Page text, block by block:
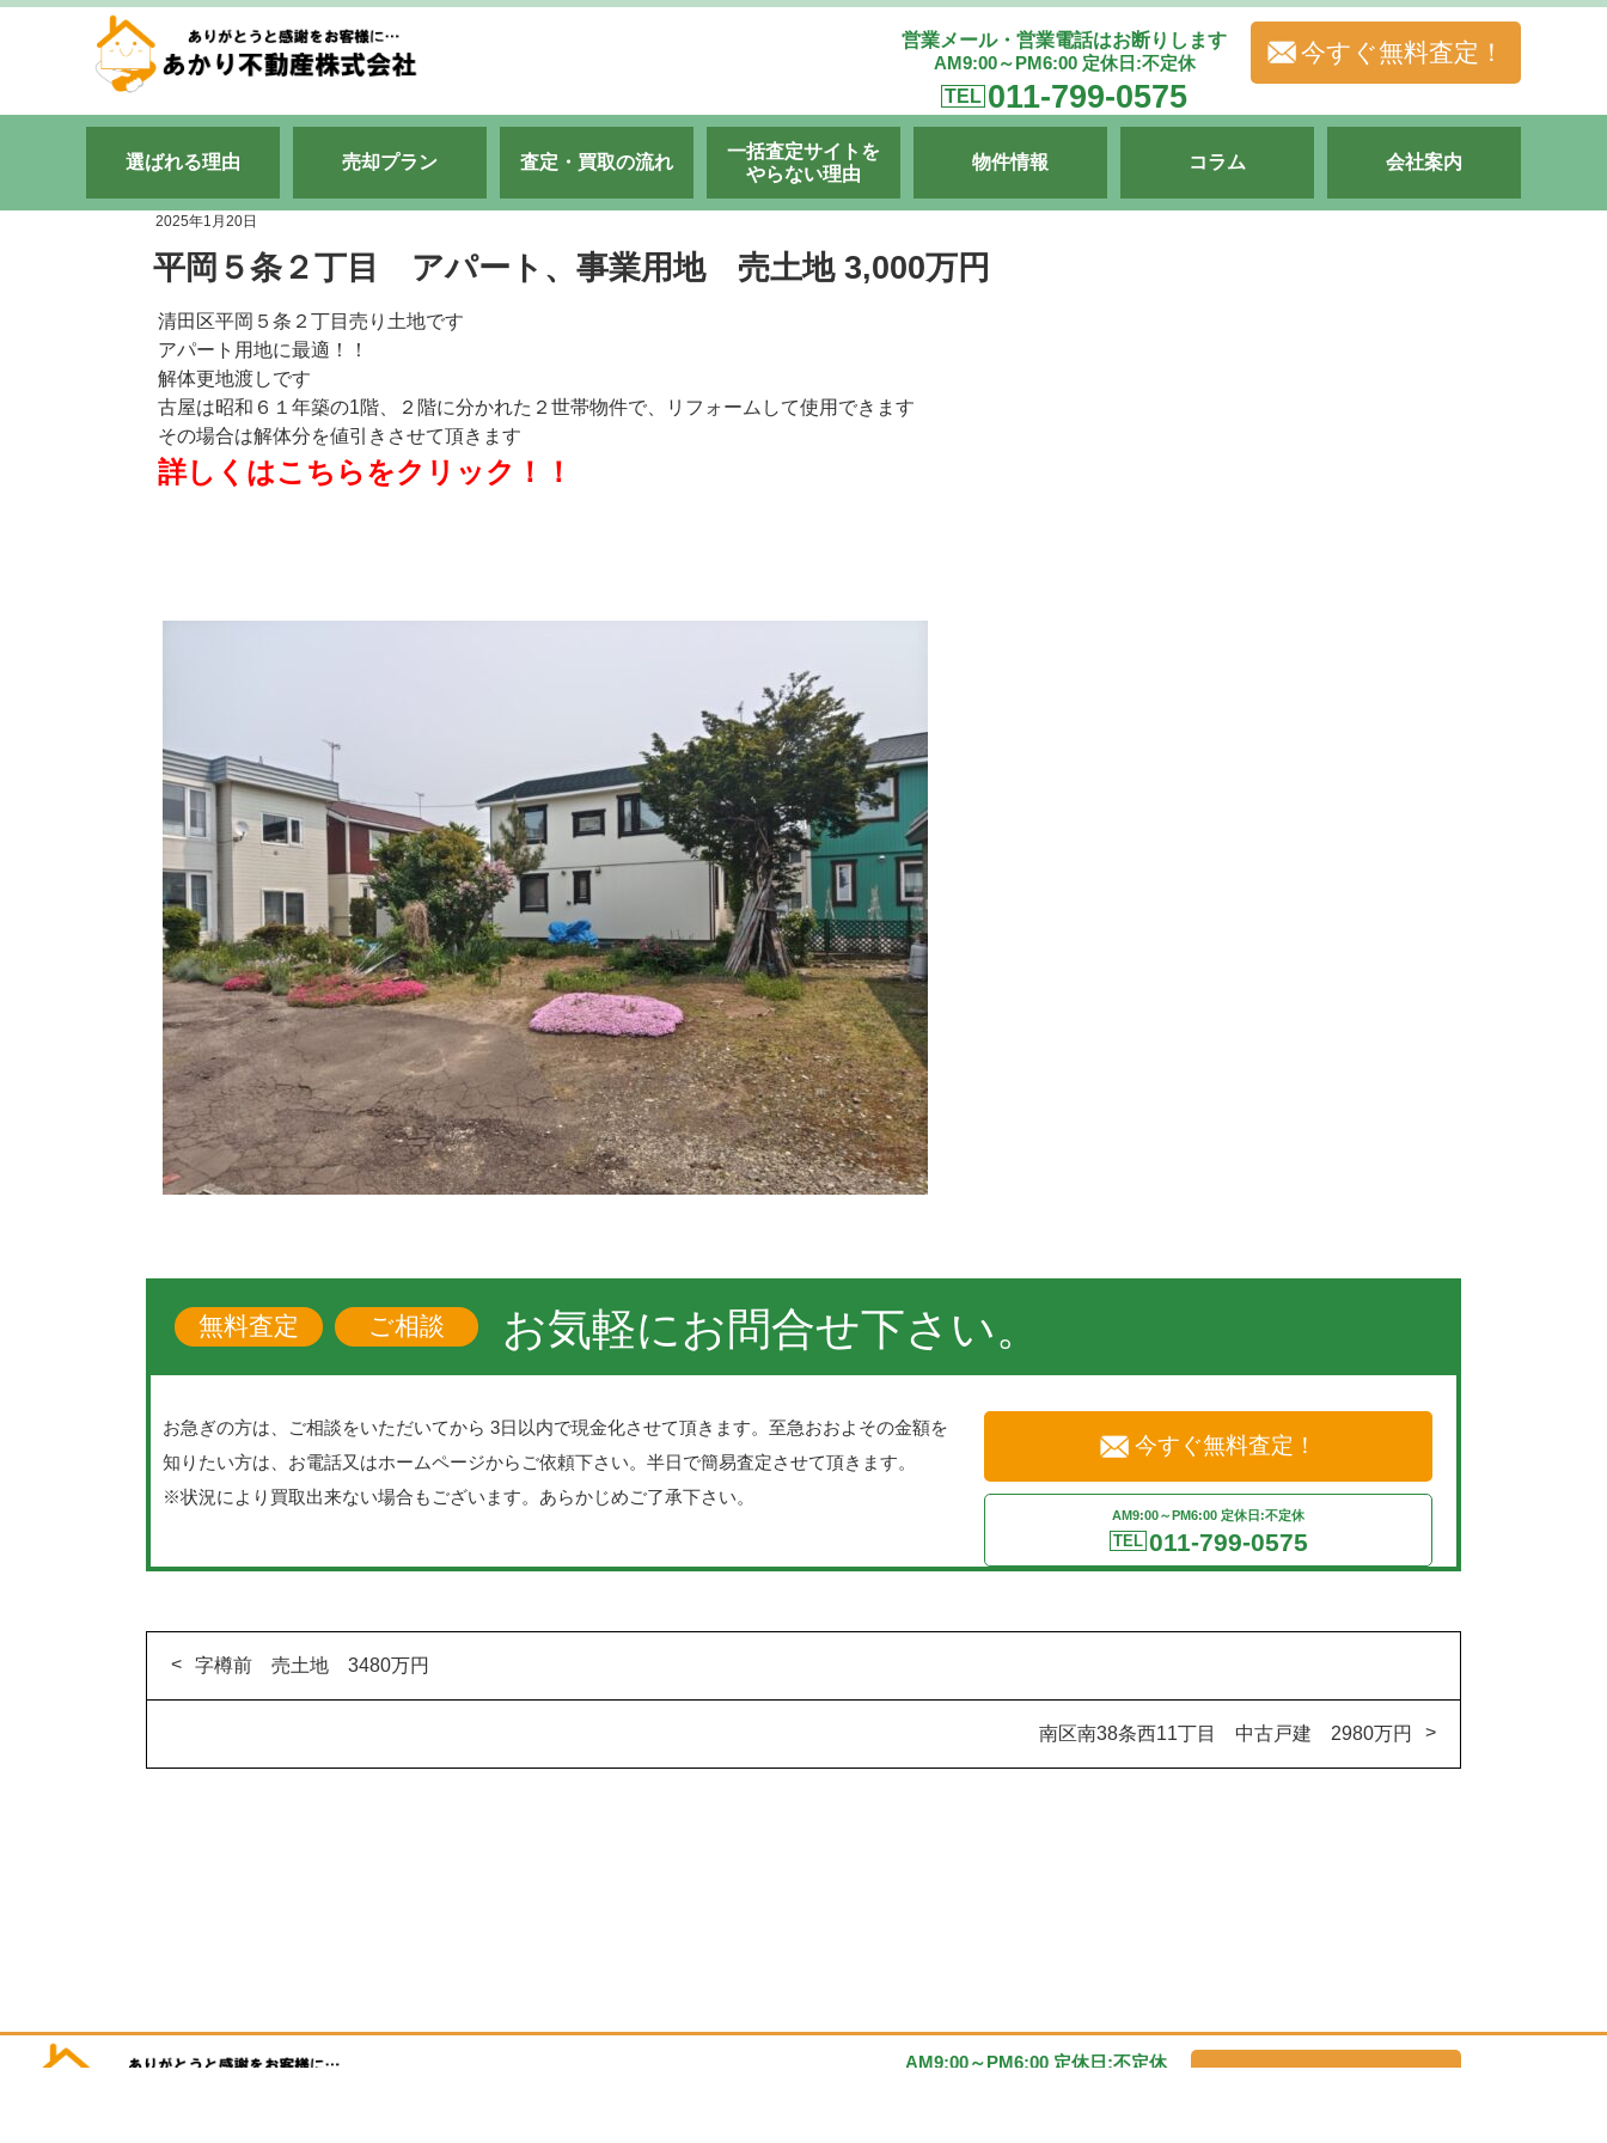
営業メール・営業電話はお断りします
AM9:00～PM6:00 定休日:不定休
TEL 011-799-0575
今すぐ無料査定！
選ばれる理由 売却プラン 査定・買取の流れ
一括査定サイトを
やらない理由
物件情報 コラム 会社案内
2025年1月20日
平岡５条２丁目 アパート、事業用地 売土地 3,000万円
清田区平岡５条２丁目売り土地です
アパート用地に最適！！
解体更地渡しです
古屋は昭和６１年築の1階、２階に分かれた２世帯物件で、リフォームして使用できます
その場合は解体分を値引きさせて頂きます
詳しくはこちらをクリック！！
無料査定 ご相談 お気軽にお問合せ下さい。
お急ぎの方は、ご相談をいただいてから 3日以内で現金化させて頂きます。至急おおよその金額を
知りたい方は、お電話又はホームページからご依頼下さい。半日で簡易査定させて頂きます。
※状況により買取出来ない場合もございます。あらかじめご了承下さい。
今すぐ無料査定！
AM9:00～PM6:00 定休日:不定休
TEL 011-799-0575
字樽前 売土地 3480万円
南区南38条西11丁目 中古戸建 2980万円
AM9:00～PM6:00 定休日:不定休